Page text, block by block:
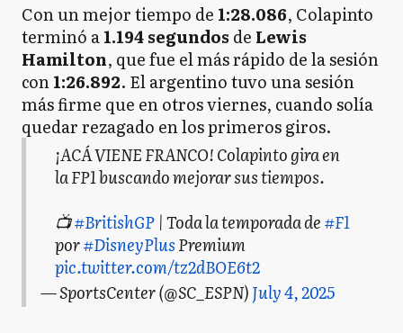
Con un mejor tiempo de 1:28.086, Colapinto
terminó a1.194 segundos de Lewis
Hamilton, que fue el más rápido de la sesión
con1:26.892. El argentino tuvo una sesión
más firme que en otros viernes, cuando solía
quedar rezagado en los primeros giros.
¡ACÁ VIENE FRANCO! Colapinto gira en
la FP1 buscando mejorar sus tiempos.
📺#BritishGP | Toda la temporada de#F1
por#DisneyPlusPremium
pic.twitter.com/tz2dBOE6t2
— SportsCenter (@SC_ESPN)July 4, 2025